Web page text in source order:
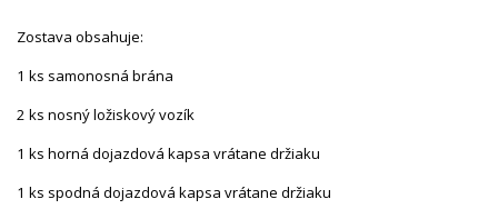
Zostava obsahuje:
1 ks samonosná brána
2 ks nosný ložiskový vozík
1 ks horná dojazdová kapsa vrátane držiaku
1 ks spodná dojazdová kapsa vrátane držiaku